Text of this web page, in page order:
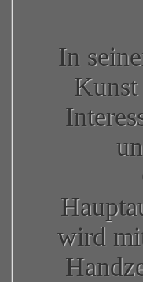
In
wird